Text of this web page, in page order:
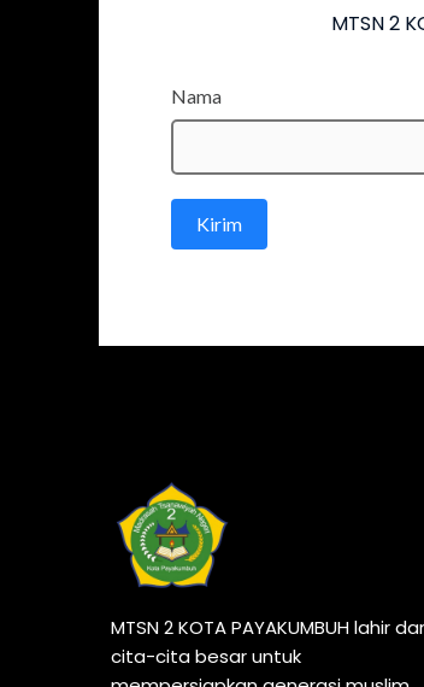
MTSN 2
Nama
Kirim
MTSN 2 KOTA PAYAKUMBUH lahir
cita-cita besar untuk